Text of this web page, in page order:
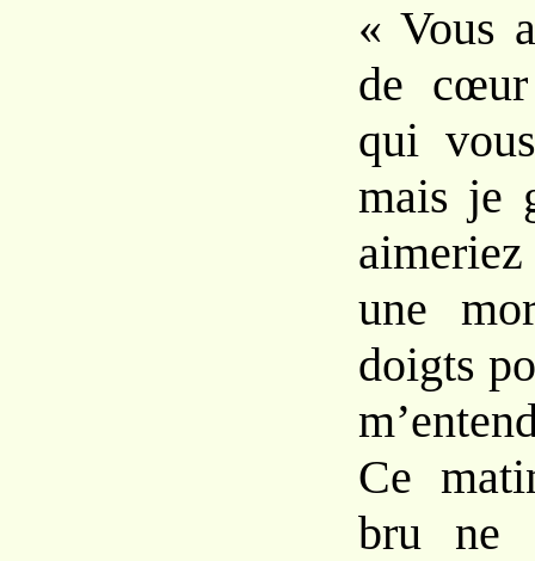
« Vous
de
qui
mais je
une
doigts
Ce
bru ne